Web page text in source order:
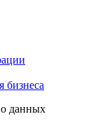
бизнеса
данных